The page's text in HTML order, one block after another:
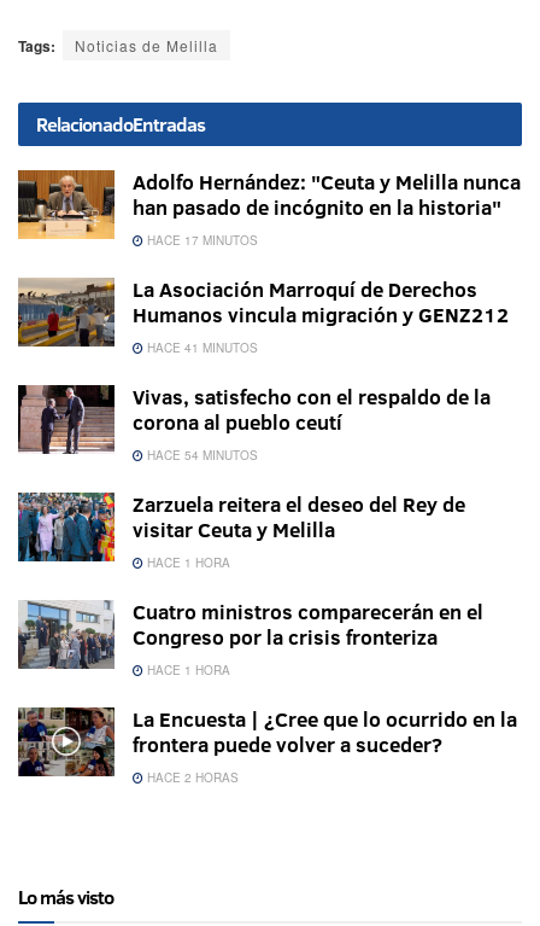
Tags: Noticias de Melilla
RelacionadoEntradas
Adolfo Hernández: "Ceuta y Melilla nunca
han pasado de incógnito en la historia"
HACE 17 MINUTOS
La Asociación Marroquí de Derechos
Humanos vincula migración y GENZ212
HACE 41 MINUTOS
Vivas, satisfecho con el respaldo de la
corona al pueblo ceutí
HACE 54 MINUTOS
Zarzuela reitera el deseo del Rey de
visitar Ceuta y Melilla
HACE 1 HORA
Cuatro ministros comparecerán en el
Congreso por la crisis fronteriza
HACE 1 HORA
La Encuesta | ¿Cree que lo ocurrido en la
frontera puede volver a suceder?
HACE 2 HORAS
Lo más visto